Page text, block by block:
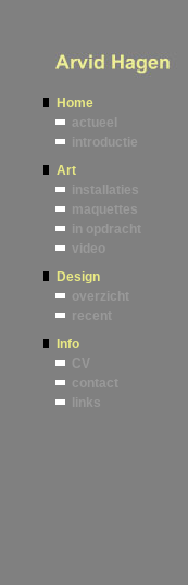
Home
actueel
introductie
Art
installaties
maquettes
in opdracht
video
Design
overzicht
recent
Info
CV
contact
links